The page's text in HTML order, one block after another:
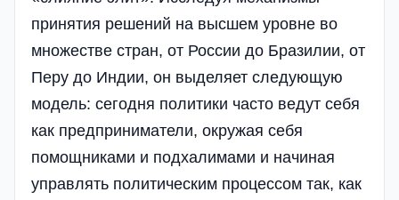
принятия решений на высшем уровне во
множестве стран, от России до Бразилии, от
Перу до Индии, он выделяет следующую
модель: сегодня политики часто ведут себя
как предприниматели, окружая себя
помощниками и подхалимами и начиная
управлять политическим процессом так, как